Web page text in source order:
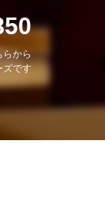
から
ズです